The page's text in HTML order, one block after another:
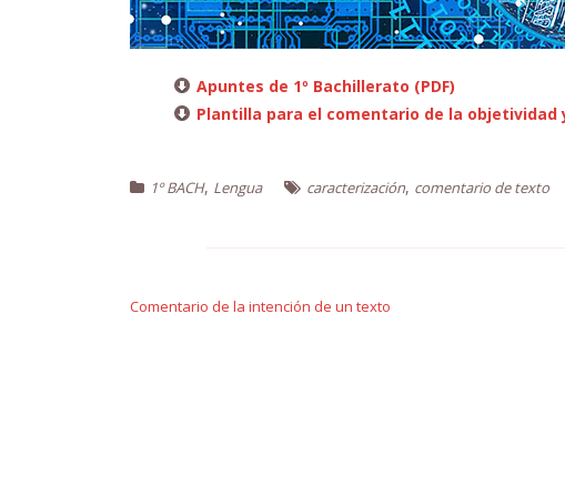
Apuntes de 1º Bachillerato (PDF)
Plantilla para el comentario de la objetividad
1º BACH, Lengua caracterización, comentario de texto
de
Comentario de la intención de un texto